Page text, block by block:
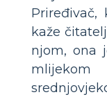
Priređivač,
kaže
njom, ona